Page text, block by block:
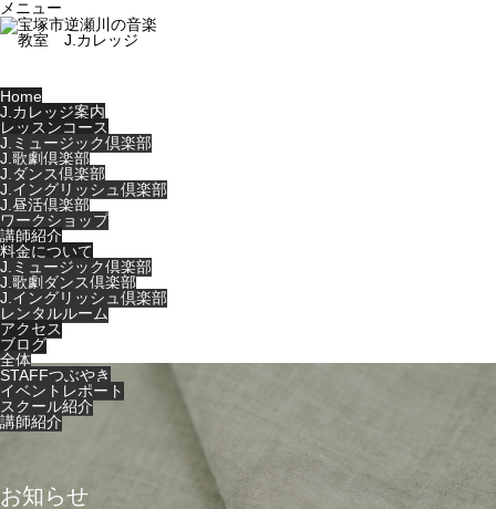
メニュー
Home
J.カレッジ案内
レッスンコース
J.ミュージック倶楽部
J.歌劇倶楽部
J.ダンス倶楽部
J.イングリッシュ倶楽部
J.昼活倶楽部
ワークショップ
講師紹介
料金について
J.ミュージック倶楽部
J.歌劇ダンス倶楽部
J.イングリッシュ倶楽部
レンタルルーム
アクセス
ブログ
全体
STAFFつぶやき
イベントレポート
スクール紹介
講師紹介
お知らせ